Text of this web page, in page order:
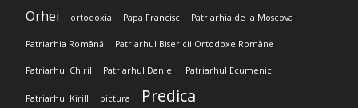
Orhei ortodoxia Papa Francisc Patriarhia de la Moscova
Patriarhia Română Patriarhul Bisericii Ortodoxe Române
Patriarhul Chiril Patriarhul Daniel Patriarhul Ecumenic
Patriarhul Kirill pictura Predica